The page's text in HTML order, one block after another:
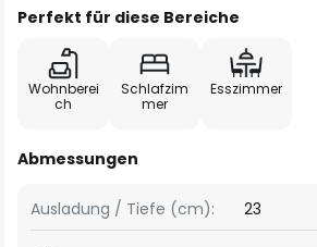
Perfekt für diese Bereiche
Wohnberei
ch
Schlafzim
mer
Esszimmer
Abmessungen
Ausladung / Tiefe (cm): 23